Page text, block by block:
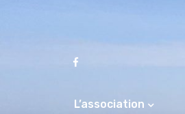
L’association